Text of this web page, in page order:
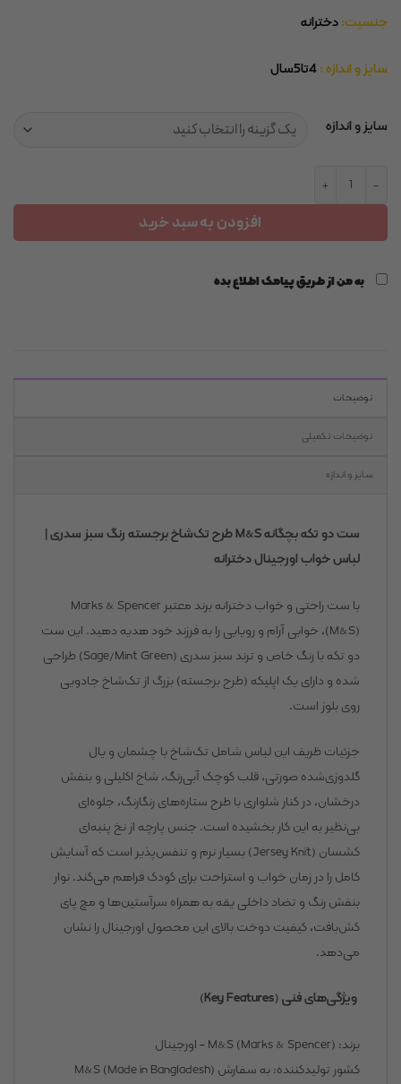
جنسیت: دخترانه
سایز و اندازه :
سایز و اندازه
ست دو تکه بچگانه M&S طرح تک‌شاخ برجسته رنگ سبز سدری عدد
افزودن به سبد خرید
به من از طریق پیامک اطلاع بده
توضیحات
توضیحات تکمیلی
سایز و اندازه
ست دو تکه بچگانه M&S طرح تک‌شاخ برجسته رنگ سبز سدری |
لباس خواب اورجینال دخترانه
با ست راحتی و خواب دخترانه برند معتبر Marks & Spencer
(M&S)، خوابی آرام و رویایی را به فرزند خود هدیه دهید. این ست
دو تکه با رنگ خاص و ترند سبز سدری (Sage/Mint Green) طراحی
شده و دارای یک اپلیکه (طرح برجسته) بزرگ از تک‌شاخ جادویی
روی بلوز است.
جزئیات ظریف این لباس شامل تک‌شاخ با چشمان و یال
گلدوزی‌شده صورتی، قلب کوچک آبی‌رنگ، شاخ اکلیلی و بنفش
درخشان، در کنار شلواری با طرح ستاره‌های رنگارنگ، جلوه‌ای
بی‌نظیر به این کار بخشیده است. جنس پارچه از نخ پنبه‌ای
کشسان (Jersey Knit) بسیار نرم و تنفس‌پذیر است که آسایش
کامل را در زمان خواب و استراحت برای کودک فراهم می‌کند. نوار
بنفش رنگ و تضاد داخلی یقه به همراه سرآستین‌ها و مچ پای
کش‌بافت، کیفیت دوخت بالای این محصول اورجینال را نشان
می‌دهد.
ویژگی‌های فنی (Key Features)
برند: M&S (Marks & Spencer) – اورجینال
کشور تولیدکننده: به سفارش M&S (Made in Bangladesh)